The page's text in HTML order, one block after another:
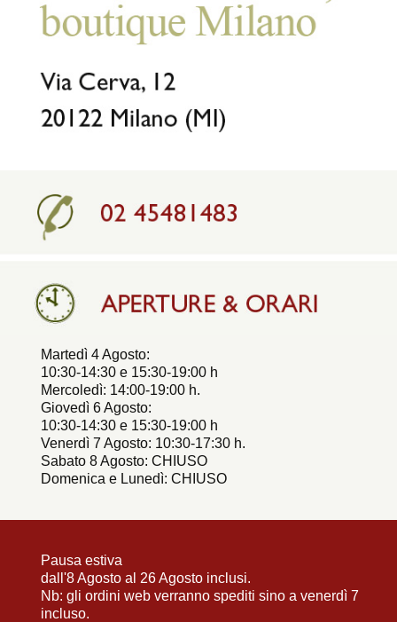
Martedì 4 Agosto:
10:30-14:30 e 15:30-19:00 h
Mercoledì: 14:00-19:00 h.
Giovedì 6 Agosto:
10:30-14:30 e 15:30-19:00 h
Venerdì 7 Agosto: 10:30-17:30 h.
Sabato 8 Agosto: CHIUSO
Domenica e Lunedì: CHIUSO
Pausa estiva
dall'8 Agosto al 26 Agosto inclusi.
Nb: gli ordini web verranno spediti sino a venerdì 7
incluso.